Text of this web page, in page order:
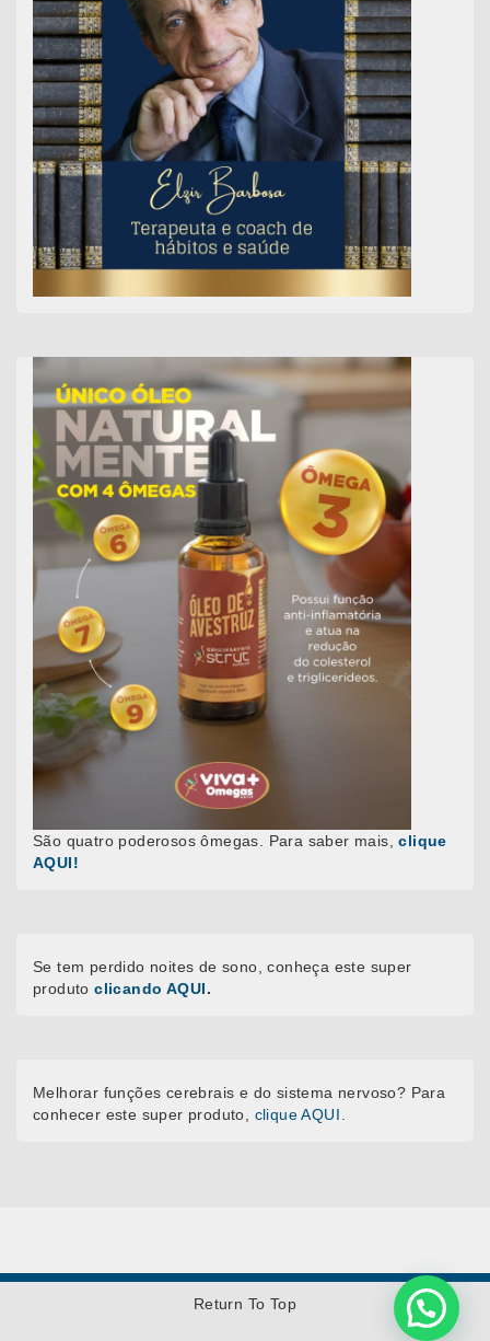
São quatro poderosos ômegas. Para saber mais,clique
AQUI!
Se tem perdido noites de sono, conheça este super
produto clicando AQUI.
Melhorar funções cerebrais e do sistema nervoso? Para
conhecer este super produto, clique AQUI.
Return To Top